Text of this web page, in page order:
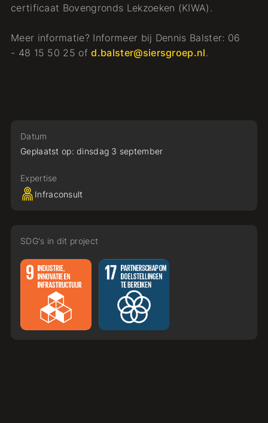
certificaat Bovengronds Lekzoeken (KIWA).
Meer informatie? Informeer bij Dennis Balster: 06
- 48 15 50 25 ofd.balster@siersgroep.nl.
Datum
Geplaatst op: dinsdag 3 september
Expertise
Infraconsult
SDG's in dit project